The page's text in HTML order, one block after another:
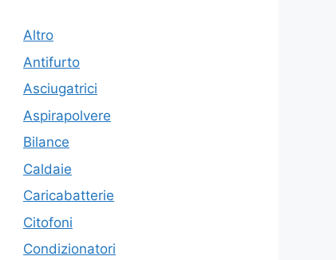
Altro
Antifurto
Asciugatrici
Aspirapolvere
Bilance
Caldaie
Caricabatterie
Citofoni
Condizionatori